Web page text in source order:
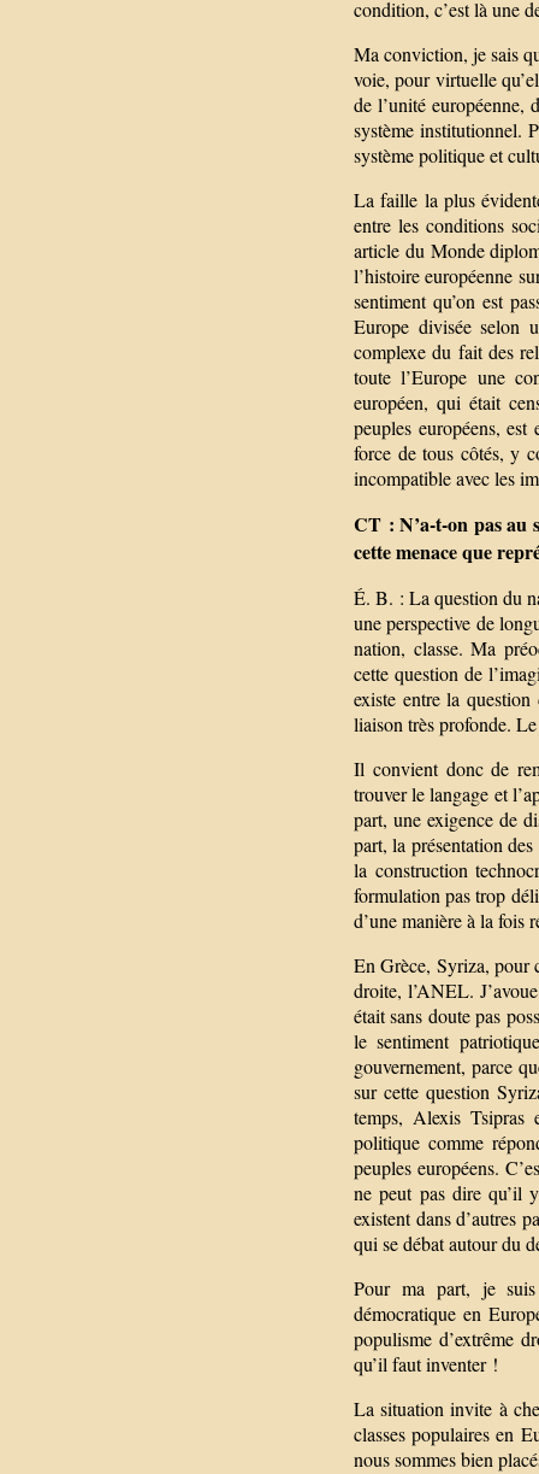
condition, c’est là une
Ma conviction, je sais
voie, pour virtuelle
de l’unité européenne,
système institutionnel.
système politique et
La faille la plus
entre les conditions
article du Monde
l’histoire européenne
sentiment qu’on est
Europe divisée selon
complexe du fait des
toute l’Europe une
européen, qui était
peuples européens,
force de tous côtés, y
incompatible avec les
CT : N’a-t-on pas au
cette menace que
É. B. : La question du
une perspective de
nation, classe. Ma
cette question de
existe entre la
liaison très profonde.
Il convient donc de
trouver le langage et
part, une exigence de
part, la présentation
la construction
formulation pas trop
d’une manière à la fois
En Grèce, Syriza, pour
droite, l’ANEL.
était sans doute pas
le sentiment
gouvernement, parce
sur cette question
temps, Alexis Tsipras
politique comme
peuples européens.
ne peut pas dire qu’il
existent dans d’autres
qui se débat autour du
Pour ma part, je
démocratique en
populisme d’extrême
qu’il faut inventer !
La situation invite à
classes populaires en
nous sommes bien